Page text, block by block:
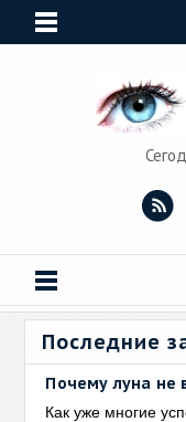
Последние
Почему луна не
Как уже многие